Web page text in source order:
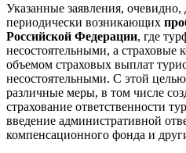
Указанные заявления,
периодически возникающих
Российской Федерации, где
несостоятельными, а страховые
объемом страховых выплат
несостоятельными. С этой
различные меры, в том числе
страхование ответственности
введение административной
компенсационного фонда и